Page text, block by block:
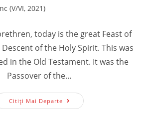
(V/VI, 2021)
today is the great Feast of
of the Holy Spirit. This was
in the Old Testament. It was the
Passover of the…
Citiți Mai DepartePogorârea
Sfântului